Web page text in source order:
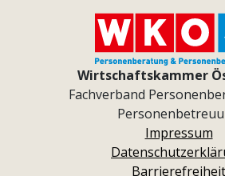
Wirtschaftskammer
Fachverband
Impressum
Barrierefreiheit